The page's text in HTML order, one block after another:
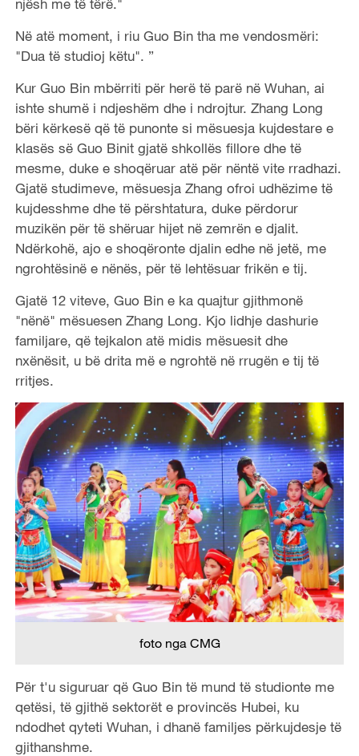
njësh me të tërë."
Në atë moment, i riu Guo Bin tha me vendosmëri:
"Dua të studioj këtu". ”
Kur Guo Bin mbërriti për herë të parë në Wuhan, ai
ishte shumë i ndjeshëm dhe i ndrojtur. Zhang Long
bëri kërkesë që të punonte si mësuesja kujdestare e
klasës së Guo Binit gjatë shkollës fillore dhe të
mesme, duke e shoqëruar atë për nëntë vite rradhazi.
Gjatë studimeve, mësuesja Zhang ofroi udhëzime të
kujdesshme dhe të përshtatura, duke përdorur
muzikën për të shëruar hijet në zemrën e djalit.
Ndërkohë, ajo e shoqëronte djalin edhe në jetë, me
ngrohtësinë e nënës, për të lehtësuar frikën e tij.
Gjatë 12 viteve, Guo Bin e ka quajtur gjithmonë
"nënë" mësuesen Zhang Long. Kjo lidhje dashurie
familjare, që tejkalon atë midis mësuesit dhe
nxënësit, u bë drita më e ngrohtë në rrugën e tij të
rritjes.
foto nga CMG
Për t'u siguruar që Guo Bin të mund të studionte me
qetësi, të gjithë sektorët e provincës Hubei, ku
ndodhet qyteti Wuhan, i dhanë familjes përkujdesje të
gjithanshme.